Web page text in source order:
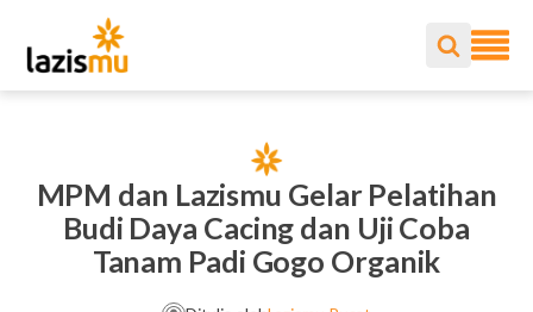
MPM dan Lazismu Gelar Pelatihan
Budi Daya Cacing dan Uji Coba
Tanam Padi Gogo Organik